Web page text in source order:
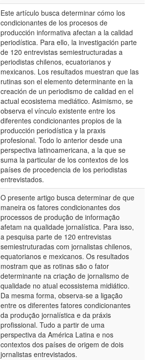
Este artículo busca determinar cómo los
condicionantes de los procesos de
producción informativa afectan a la calidad
periodística. Para ello, la investigación parte
de 120 entrevistas semiestructuradas a
periodistas chilenos, ecuatorianos y
mexicanos. Los resultados muestran que las
rutinas son el elemento determinante en la
creación de un periodismo de calidad en el
actual ecosistema mediático. Asimismo, se
observa el vínculo existente entre los
diferentes condicionantes propios de la
producción periodística y la praxis
profesional. Todo lo anterior desde una
perspectiva latinoamericana, a la que se
suma la particular de los contextos de los
países de procedencia de los periodistas
entrevistados.
O presente artigo busca determinar de que
maneira os fatores condicionantes dos
processos de produção de informação
afetam na qualidade jornalística. Para isso,
a pesquisa parte de 120 entrevistas
semiestruturadas com jornalistas chilenos,
equatorianos e mexicanos. Os resultados
mostram que as rotinas são o fator
determinante na criação de jornalismo de
qualidade no atual ecossistema midiático.
Da mesma forma, observa-se a ligação
entre os diferentes fatores condicionantes
da produção jornalística e da práxis
profissional. Tudo a partir de uma
perspectiva da América Latina e nos
contextos dos países de origem de dois
jornalistas entrevistados.